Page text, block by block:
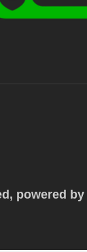
powered by